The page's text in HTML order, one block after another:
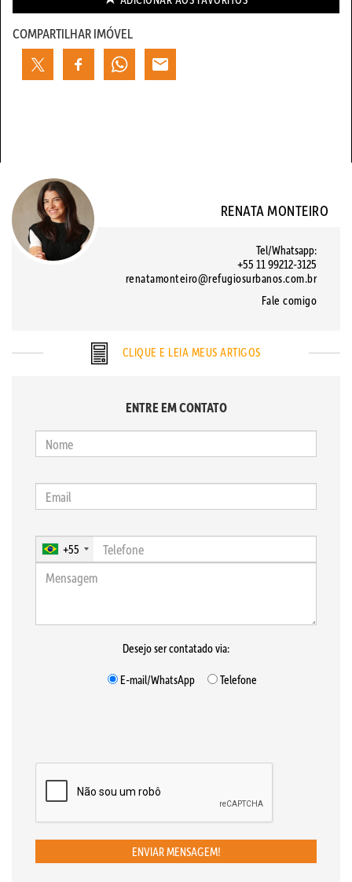
COMPARTILHAR IMÓVEL
RENATA MONTEIRO
Tel/Whatsapp:
+55 11 99212-3125
renatamonteiro@refugiosurbanos.com.br
Fale comigo
CLIQUE E LEIA MEUS ARTIGOS
ENTRE EM CONTATO
+55
Desejo ser contatado via:
E-mail/WhatsApp
Telefone
ENVIAR MENSAGEM!